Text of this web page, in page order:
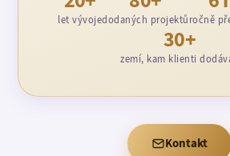
let vývojedodaných projektůročně
30+
zemí, kam klienti
Kontakt